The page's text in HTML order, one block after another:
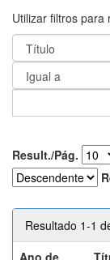
Utilizar filtros para
Result./Pág.
Resultado 1-1
Ano de